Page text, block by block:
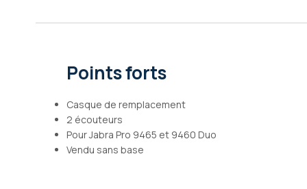
d’images
Points forts
Casque de remplacement
2 écouteurs
Pour Jabra Pro 9465 et 9460 Duo
Vendu sans base